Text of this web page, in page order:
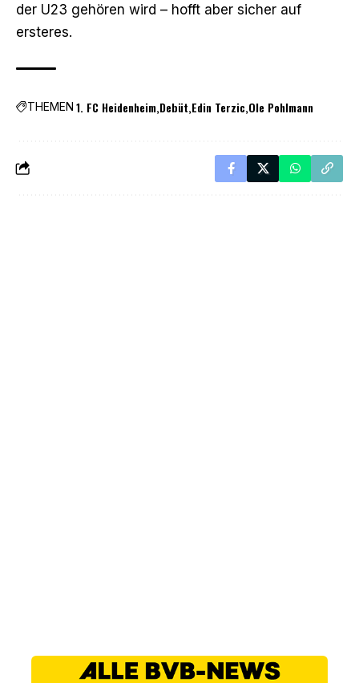
der U23 gehören wird – hofft aber sicher auf
ersteres.
THEMEN 1. FC Heidenheim Debüt Edin Terzic Ole Pohlmann